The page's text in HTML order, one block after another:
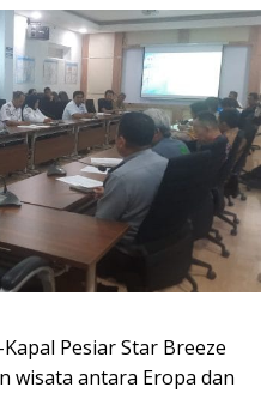
Pesiar Star Breeze
wisata antara Eropa dan